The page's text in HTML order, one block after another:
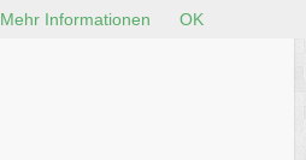
Mehr Informationen OK